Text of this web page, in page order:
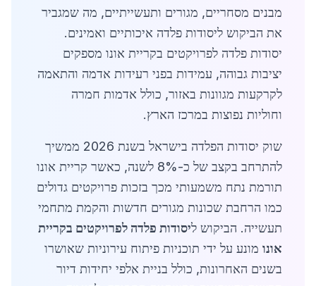
מבנים מסחריים, מגורים ותעשייתיים, מה שמגביר
את הביקוש ליסודות פלדה איכותיים ואמינים.
יסודות פלדה לפרויקטים בקריית אונו מספקים
יציבות גבוהה, עמידות בפני רעידות אדמה והתאמה
לקרקעות מגוונות באזור, כולל אדמות חמרה
וחוליות נפוצות במרכז הארץ.
שוק יסודות הפלדה בישראל בשנת 2026 ממשיך
להתרחב בקצב של כ-8% לשנה, כאשר קריית אונו
תורמת נתח משמעותי מכך בזכות פרויקטים גדולים
כמו הרחבת שכונות מגורים חדשות והקמת מתחמי
תעשייה. הביקוש ליסודות פלדה לפרויקטים בקריית
אונו מונע על ידי תוכניות פיתוח עירוניות שאושרו
בשנים האחרונות, כולל בניית אלפי יחידות דיור